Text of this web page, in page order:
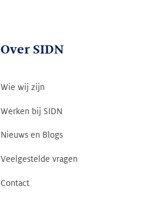
Over SIDN
Wie wij zijn
Werken bij SIDN
Nieuws en Blogs
Veelgestelde vragen
Contact